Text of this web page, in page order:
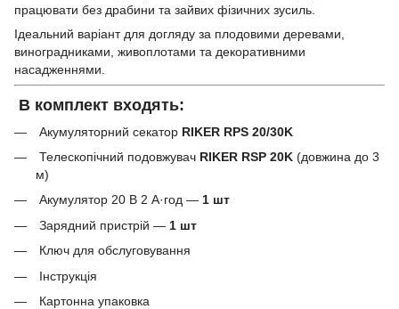
працювати без драбини та зайвих фізичних зусиль.
Ідеальний варіант для догляду за плодовими деревами,
виноградниками, живоплотами та декоративними
насадженнями.
В комплект входять:
Акумуляторний секатор RIKER RPS 20/30K
Телескопічний подовжувач RIKER RSP 20K (довжина до 3
м)
Акумулятор 20 В 2 А·год — 1 шт
Зарядний пристрій — 1 шт
Ключ для обслуговування
Інструкція
Картонна упаковка